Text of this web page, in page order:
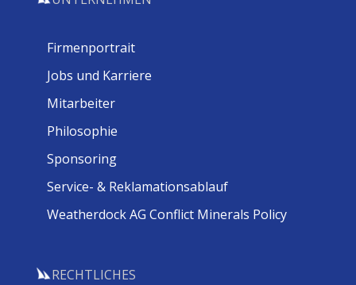
Firmenportrait
Jobs und Karriere
Mitarbeiter
Philosophie
Sponsoring
Service- & Reklamationsablauf
Weatherdock AG Conflict Minerals Policy
RECHTLICHES